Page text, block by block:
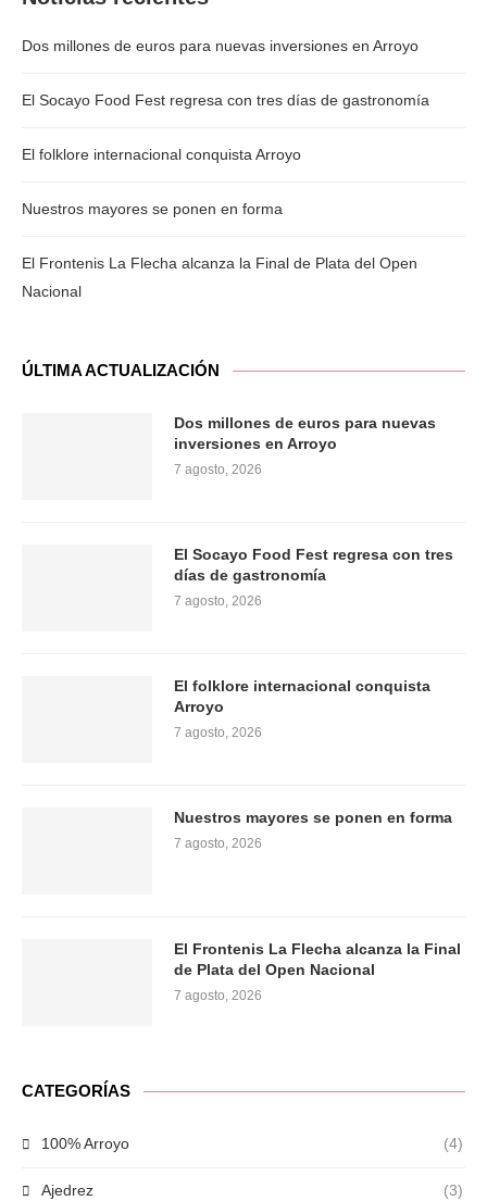
Dos millones de euros para nuevas inversiones en Arroyo
El Socayo Food Fest regresa con tres días de gastronomía
El folklore internacional conquista Arroyo
Nuestros mayores se ponen en forma
El Frontenis La Flecha alcanza la Final de Plata del Open
Nacional
ÚLTIMA ACTUALIZACIÓN
Dos millones de euros para nuevas
inversiones en Arroyo
7 agosto, 2026
El Socayo Food Fest regresa con tres
días de gastronomía
7 agosto, 2026
El folklore internacional conquista
Arroyo
7 agosto, 2026
Nuestros mayores se ponen en forma
7 agosto, 2026
El Frontenis La Flecha alcanza la Final
de Plata del Open Nacional
7 agosto, 2026
CATEGORÍAS
100% Arroyo (4)
Ajedrez (3)